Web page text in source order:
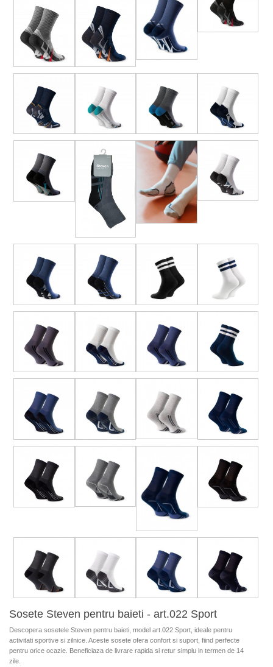
Sosete Steven pentru baieti - art.022 Sport
Descopera sosetele Steven pentru baieti, model art.022 Sport, ideale pentru
activitati sportive si zilnice. Aceste sosete ofera confort si suport, fiind perfecte
pentru orice ocazie. Beneficiaza de livrare rapida si retur simplu in termen de 14
zile.